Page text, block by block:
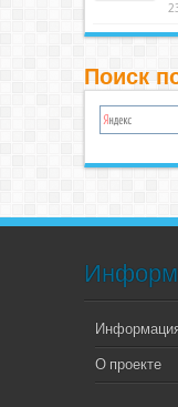
Поиск
О проекте